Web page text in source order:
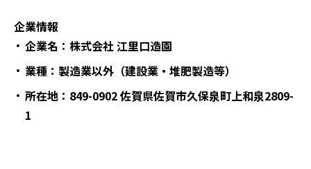
企業情報
企業名：株式会社 江里口造園
業種：製造業以外（建設業・堆肥製造等）
所在地：849-0902 佐賀県佐賀市久保泉町上和泉2809-
1